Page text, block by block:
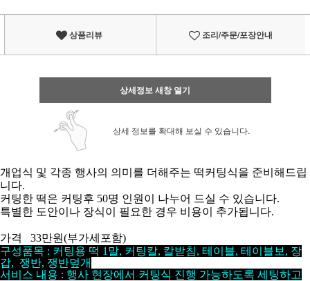
상품리뷰 조리/주문/포장안내
상세정보 새창 열기
상세 정보를 확대해 보실 수 있습니다.
개업식 및 각종 행사의 의미를 더해주는 떡커팅식을 준비해드립
니다.
커팅한 떡은 커팅후 50명 인원이 나누어 드실 수 있습니다.
특별한 도안이나 장식이 필요한 경우 비용이 추가됩니다.
가격 33만원(부가세포함)
구성품목 : 커팅용 떡 1말, 커팅칼, 칼받침, 테이블, 테이블보, 장
갑, 쟁반, 쟁반덮개
서비스 내용 : 행사 현장에서 커팅식 진행 가능하도록 세팅하고